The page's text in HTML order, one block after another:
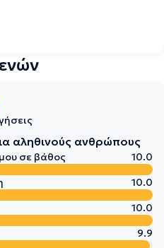
αληθινούς ανθρώπους
σε βάθος
10.0
10.0
10.0
9.9